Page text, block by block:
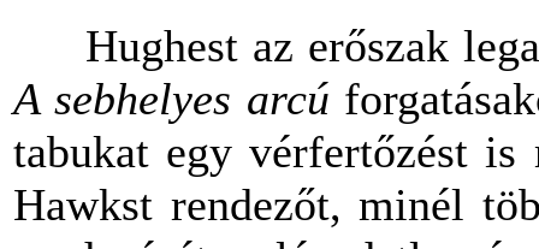
Hughest az erőszak
A sebhelyes arcú
tabukat egy vérfertőzést
Hawkst rendezőt, minél